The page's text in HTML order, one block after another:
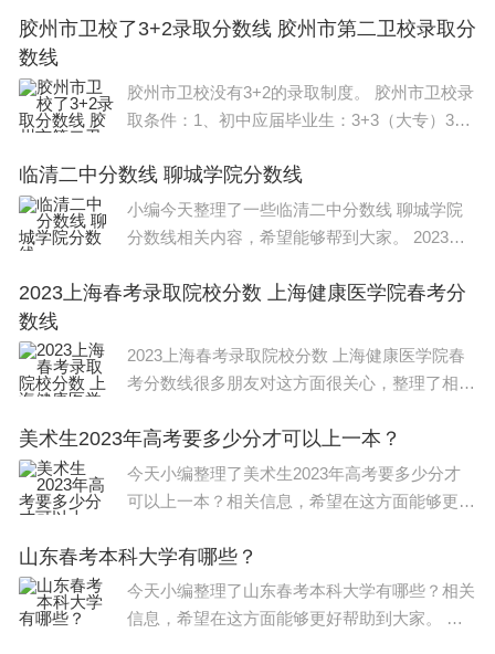
胶州市卫校了3+2录取分数线 胶州市第二卫校录取分
数线
胶州市卫校没有3+2的录取制度。 胶州市卫校录
取条件：1、初中应届毕业生：3+3（大专）3+4
学校组织的招生面试。2、初中往届毕业生：3+
3（大专）3+4（本科）要求具有初中毕业证同
时参加学校组织的
临清二中分数线 聊城学院分数线
小编今天整理了一些临清二中分数线 聊城学院
分数线相关内容，希望能够帮到大家。 2023年
高中分数线已经公布的如下： 水城中
2023上海春考录取院校分数 上海健康医学院春考分
数线
2023上海春考录取院校分数 上海健康医学院春
考分数线很多朋友对这方面很关心，整理了相关
3春考分数线都在300分以上。 收分最高、最难
考的华东政法大学的
美术生2023年高考要多少分才可以上一本？
今天小编整理了美术生2023年高考要多少分才
可以上一本？相关信息，希望在这方面能够更好
达到370分，专业分数达到216分可以上一本。
依据河南省招
山东春考本科大学有哪些？
今天小编整理了山东春考本科大学有哪些？相关
信息，希望在这方面能够更好帮助到大家。 山